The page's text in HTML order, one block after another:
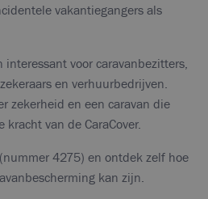
vakantiegangers als
interessant voor caravanbezitters,
en verhuurbedrijven.
zekerheid en een caravan die
van de CaraCover.
4275) en ontdek zelf hoe
kan zijn.